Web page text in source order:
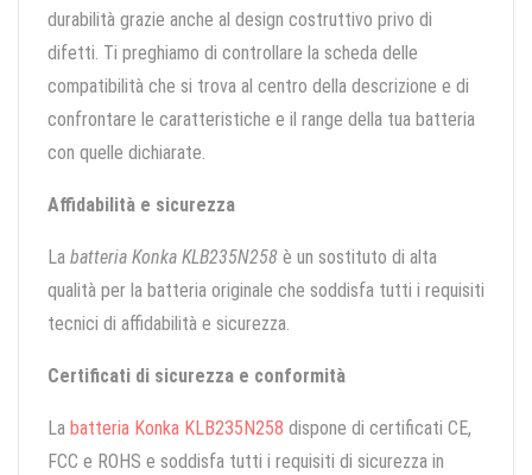
durabilità grazie anche al design costruttivo privo di
difetti. Ti preghiamo di controllare la scheda delle
compatibilità che si trova al centro della descrizione e di
confrontare le caratteristiche e il range della tua batteria
con quelle dichiarate.
Affidabilità e sicurezza
La batteria Konka KLB235N258 è un sostituto di alta
qualità per la batteria originale che soddisfa tutti i requisiti
tecnici di affidabilità e sicurezza.
Certificati di sicurezza e conformità
La batteria Konka KLB235N258 dispone di certificati CE,
FCC e ROHS e soddisfa tutti i requisiti di sicurezza in